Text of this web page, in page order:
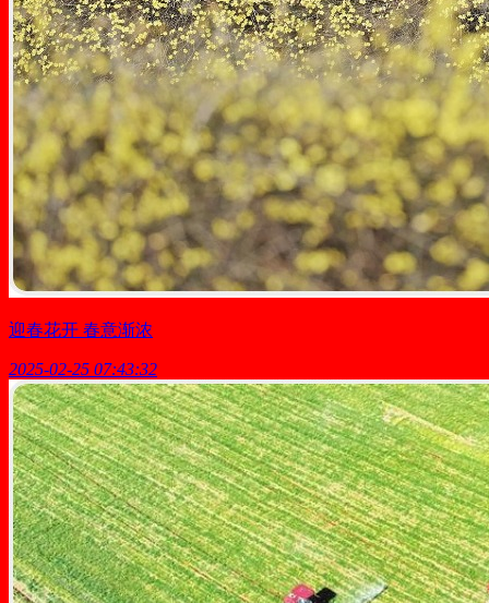
迎春花开 春意渐浓
2025-02-25 07:43:32